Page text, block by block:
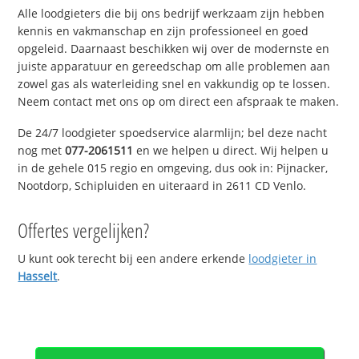
Alle loodgieters die bij ons bedrijf werkzaam zijn hebben
kennis en vakmanschap en zijn professioneel en goed
opgeleid. Daarnaast beschikken wij over de modernste en
juiste apparatuur en gereedschap om alle problemen aan
zowel gas als waterleiding snel en vakkundig op te lossen.
Neem contact met ons op om direct een afspraak te maken.
De 24/7 loodgieter spoedservice alarmlijn; bel deze nacht
nog met077-2061511 en we helpen u direct. Wij helpen u
in de gehele 015 regio en omgeving, dus ook in: Pijnacker,
Nootdorp, Schipluiden en uiteraard in 2611 CD Venlo.
Offertes vergelijken?
U kunt ook terecht bij een andere erkende loodgieter in
Hasselt.